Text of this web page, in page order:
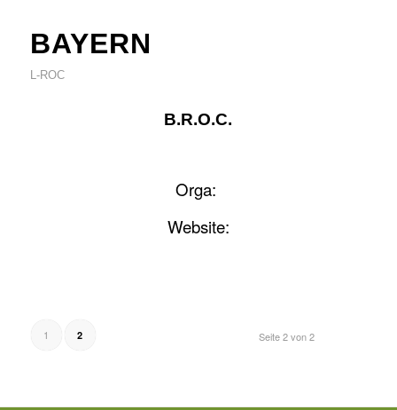
BAYERN
L-ROC
B.R.O.C.
Orga:
Website:
Seite 2 von 2
1 2